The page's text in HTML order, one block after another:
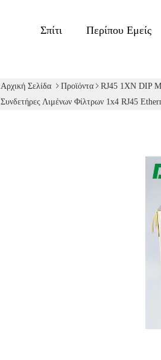
Σπίτι Περίπου Εμείς
Αρχική Σελίδα Προϊόντα
RJ45 1XN DIP
Συνδετήρες Λιμένων Φίλτρων 1x4 RJ45